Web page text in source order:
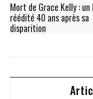
Mort de Grace Kelly : un
réédité 40 ans après sa
disparition